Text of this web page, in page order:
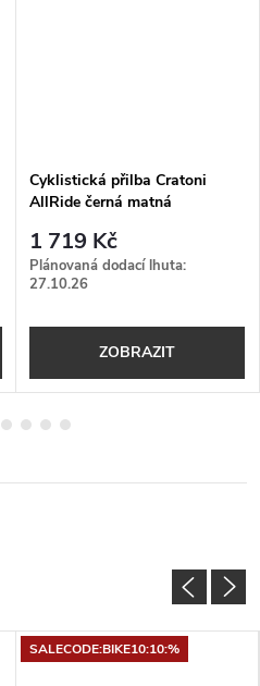
Cyklistická přilba Cratoni
AllRide černá matná
1 719 Kč
Plánovaná dodací lhuta:
27.10.26
ZOBRAZIT
SALECODE:BIKE10:10:%